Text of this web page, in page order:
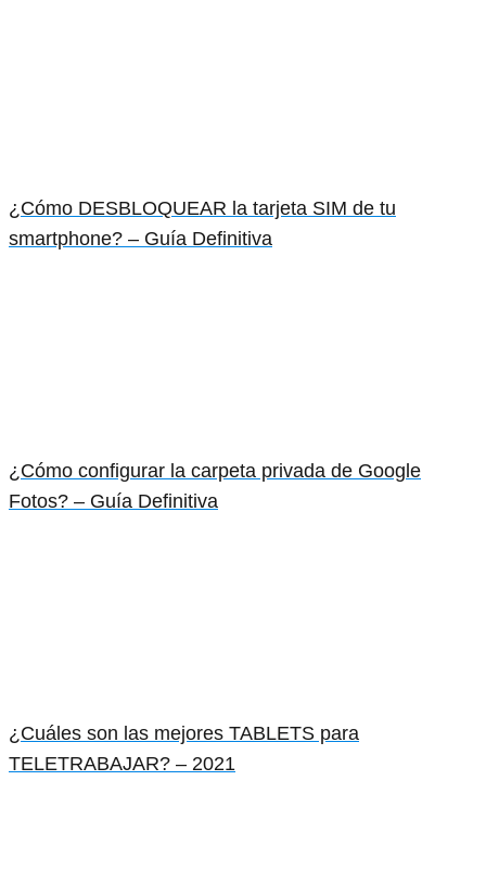
¿Cómo DESBLOQUEAR la tarjeta SIM de tu
smartphone? – Guía Definitiva
¿Cómo configurar la carpeta privada de Google
Fotos? – Guía Definitiva
¿Cuáles son las mejores TABLETS para
TELETRABAJAR? – 2021